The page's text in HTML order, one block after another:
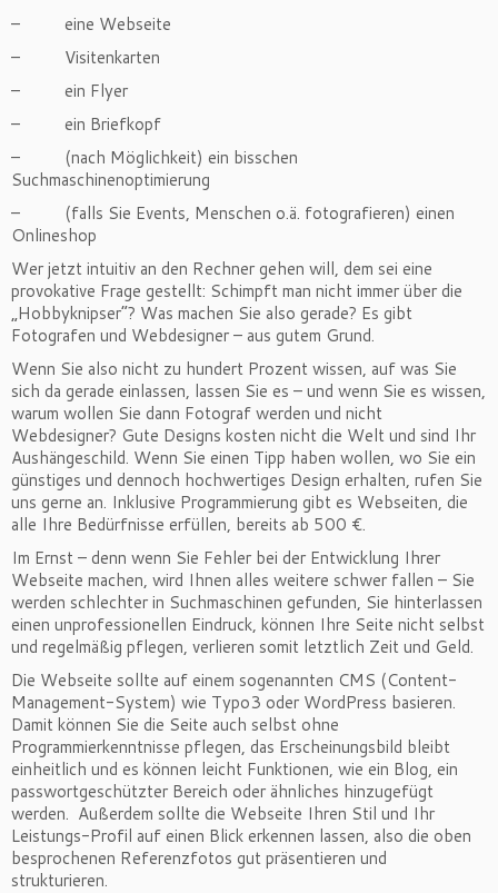
– eine Webseite
– Visitenkarten
– ein Flyer
– ein Briefkopf
– (nach Möglichkeit) ein bisschen
Suchmaschinenoptimierung
– (falls Sie Events, Menschen o.ä. fotografieren) einen
Onlineshop
Wer jetzt intuitiv an den Rechner gehen will, dem sei eine
provokative Frage gestellt: Schimpft man nicht immer über die
„Hobbyknipser“? Was machen Sie also gerade? Es gibt
Fotografen und Webdesigner – aus gutem Grund.
Wenn Sie also nicht zu hundert Prozent wissen, auf was Sie
sich da gerade einlassen, lassen Sie es – und wenn Sie es wissen,
warum wollen Sie dann Fotograf werden und nicht
Webdesigner? Gute Designs kosten nicht die Welt und sind Ihr
Aushängeschild. Wenn Sie einen Tipp haben wollen, wo Sie ein
günstiges und dennoch hochwertiges Design erhalten, rufen Sie
uns gerne an. Inklusive Programmierung gibt es Webseiten, die
alle Ihre Bedürfnisse erfüllen, bereits ab 500 €.
Im Ernst – denn wenn Sie Fehler bei der Entwicklung Ihrer
Webseite machen, wird Ihnen alles weitere schwer fallen – Sie
werden schlechter in Suchmaschinen gefunden, Sie hinterlassen
einen unprofessionellen Eindruck, können Ihre Seite nicht selbst
und regelmäßig pflegen, verlieren somit letztlich Zeit und Geld.
Die Webseite sollte auf einem sogenannten CMS (Content-
Management-System) wie Typo3 oder WordPress basieren.
Damit können Sie die Seite auch selbst ohne
Programmierkenntnisse pflegen, das Erscheinungsbild bleibt
einheitlich und es können leicht Funktionen, wie ein Blog, ein
passwortgeschützter Bereich oder ähnliches hinzugefügt
werden. Außerdem sollte die Webseite Ihren Stil und Ihr
Leistungs-Profil auf einen Blick erkennen lassen, also die oben
besprochenen Referenzfotos gut präsentieren und
strukturieren.